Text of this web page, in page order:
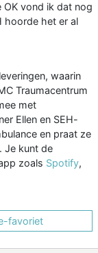
OK vond ik dat nog
hoorde het er al
waarin
Traumacentrum
met
Ellen en SEH-
en praat ze
Je kunt de
zoals Spotify,
favoriet